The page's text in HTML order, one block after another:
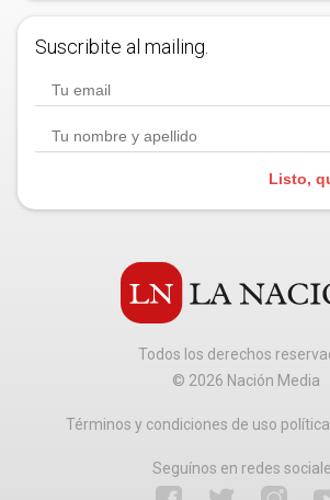
Suscribite al mailing.
Listo,
Todos los derechos
© 2026 Nación Media
Términos y condiciones de uso
Seguínos en redes